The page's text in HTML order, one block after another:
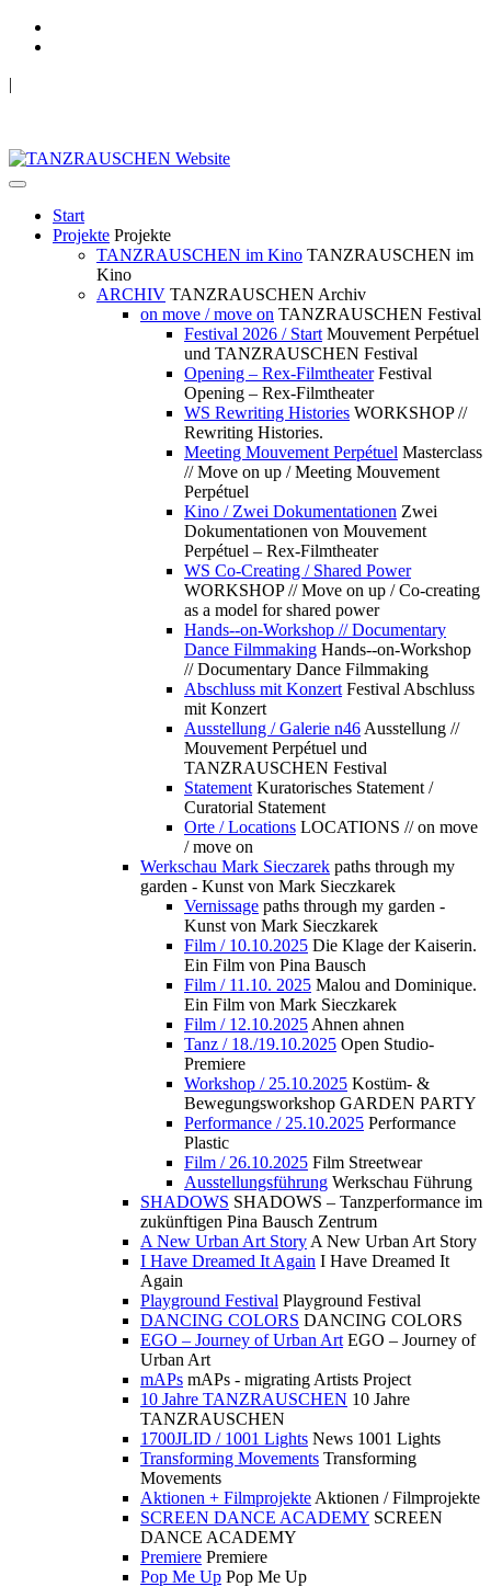
|
Start
Projekte Projekte
TANZRAUSCHEN im Kino TANZRAUSCHEN im
Kino
ARCHIV TANZRAUSCHEN Archiv
on move / move on TANZRAUSCHEN Festival
Festival 2026 / Start Mouvement Perpétuel
und TANZRAUSCHEN Festival
Opening – Rex-Filmtheater Festival
Opening – Rex-Filmtheater
WS Rewriting Histories WORKSHOP //
Rewriting Histories.
Meeting Mouvement Perpétuel Masterclass
// Move on up / Meeting Mouvement
Perpétuel
Kino / Zwei Dokumentationen Zwei
Dokumentationen von Mouvement
Perpétuel – Rex-Filmtheater
WS Co-Creating / Shared Power
WORKSHOP // Move on up / Co-creating
as a model for shared power
Hands--on-Workshop // Documentary
Dance Filmmaking Hands--on-Workshop
// Documentary Dance Filmmaking
Abschluss mit Konzert Festival Abschluss
mit Konzert
Ausstellung / Galerie n46 Ausstellung //
Mouvement Perpétuel und
TANZRAUSCHEN Festival
Statement Kuratorisches Statement /
Curatorial Statement
Orte / Locations LOCATIONS // on move
/ move on
Werkschau Mark Sieczarek paths through my
garden - Kunst von Mark Sieczkarek
Vernissage paths through my garden -
Kunst von Mark Sieczkarek
Film / 10.10.2025 Die Klage der Kaiserin.
Ein Film von Pina Bausch
Film / 11.10. 2025 Malou and Dominique.
Ein Film von Mark Sieczkarek
Film / 12.10.2025 Ahnen ahnen
Tanz / 18./19.10.2025 Open Studio-
Premiere
Workshop / 25.10.2025 Kostüm- &
Bewegungsworkshop GARDEN PARTY
Performance / 25.10.2025 Performance
Plastic
Film / 26.10.2025 Film Streetwear
Ausstellungsführung Werkschau Führung
SHADOWS SHADOWS – Tanzperformance im
zukünftigen Pina Bausch Zentrum
A New Urban Art Story A New Urban Art Story
I Have Dreamed It Again I Have Dreamed It
Again
Playground Festival Playground Festival
DANCING COLORS DANCING COLORS
EGO – Journey of Urban Art EGO – Journey of
Urban Art
mAPs mAPs - migrating Artists Project
10 Jahre TANZRAUSCHEN 10 Jahre
TANZRAUSCHEN
1700JLID / 1001 Lights News 1001 Lights
Transforming Movements Transforming
Movements
Aktionen + Filmprojekte Aktionen / Filmprojekte
SCREEN DANCE ACADEMY SCREEN
DANCE ACADEMY
Premiere Premiere
Pop Me Up Pop Me Up